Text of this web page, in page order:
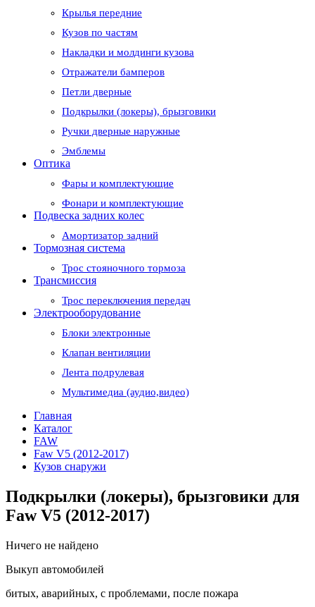
Крылья передние
Кузов по частям
Накладки и молдинги кузова
Отражатели бамперов
Петли дверные
Подкрылки (локеры), брызговики
Ручки дверные наружные
Эмблемы
Оптика
Фары и комплектующие
Фонари и комплектующие
Подвеска задних колес
Амортизатор задний
Тормозная система
Трос стояночного тормоза
Трансмиссия
Трос переключения передач
Электрооборудование
Блоки электронные
Клапан вентиляции
Лента подрулевая
Мультимедиа (аудио,видео)
Главная
Каталог
FAW
Faw V5 (2012-2017)
Кузов снаружи
Подкрылки (локеры), брызговики для
Faw V5 (2012-2017)
Ничего не найдено
Выкуп автомобилей
битых, аварийных, с проблемами, после пожара